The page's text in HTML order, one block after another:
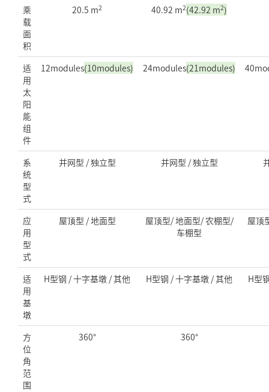
乘
载
面
积
20.5 m2 40.92 m2(42.92 m2)
适
用
太
阳
能
组
件
12modules(10modules) 24modules(21modules)
系
统
型
式
并网型 / 独立型 并网型 / 独立型
应
用
型
式
屋顶型 / 地面型
屋顶型/ 地面型/ 农棚型/
车棚型
屋顶
适
用
基
墩
H型钢 / 十字基墩 / 其他 H型钢 / 十字基墩 / 其他 H型
方
位
角
范
围
360° 360°